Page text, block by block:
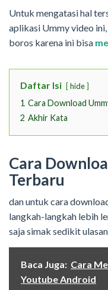
Untuk mengatasi hal
aplikasi Ummy video
boros karena ini bisa
Daftar Isi hide
1 Cara Download
2 Akhir Kata
Cara
Terbaru
dan untuk cara
langkah-langkah lebih
saja simak sedikit
Baca Juga: Cara
Youtube Android